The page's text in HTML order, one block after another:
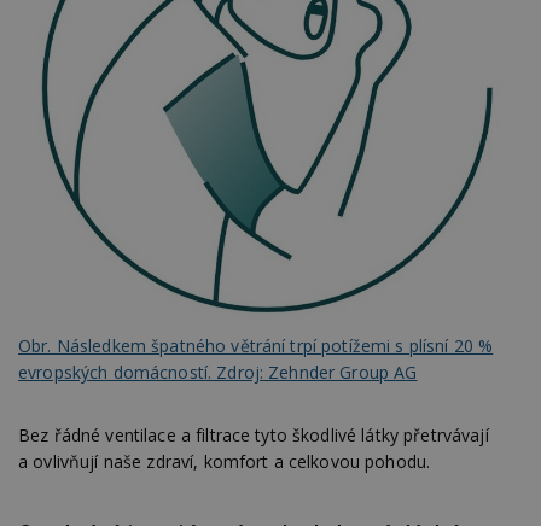
Obr. Následkem špatného větrání trpí potížemi s plísní 20 %
evropských domácností. Zdroj: Zehnder Group AG
Bez řádné ventilace a filtrace tyto škodlivé látky přetrvávají
a ovlivňují naše zdraví, komfort a celkovou pohodu.